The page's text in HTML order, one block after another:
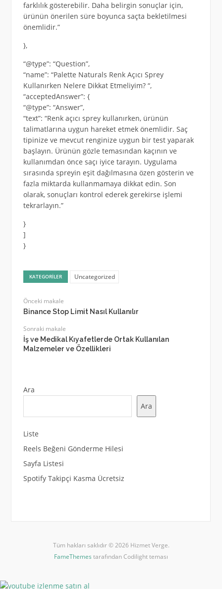
farklılık gösterebilir. Daha belirgin sonuçlar için,
ürünün önerilen süre boyunca saçta bekletilmesi
önemlidir.”
},
“@type”: “Question”,
“name”: “Palette Naturals Renk Açıcı Sprey
Kullanırken Nelere Dikkat Etmeliyim? “,
“acceptedAnswer”: {
“@type”: “Answer”,
“text”: “Renk açıcı sprey kullanırken, ürünün
talimatlarına uygun hareket etmek önemlidir. Saç
tipinize ve mevcut renginize uygun bir test yaparak
başlayın. Ürünün gözle temasından kaçının ve
kullanımdan önce saçı iyice tarayın. Uygulama
sırasında spreyin eşit dağılmasına özen gösterin ve
fazla miktarda kullanmamaya dikkat edin. Son
olarak, sonuçları kontrol ederek gerekirse işlemi
tekrarlayın.”
}
]
}
KATEGORILER Uncategorized
Önceki makale
Binance Stop Limit Nasıl Kullanılır
Sonraki makale
İş ve Medikal Kıyafetlerde Ortak Kullanılan
Malzemeler ve Özellikleri
Ara
Ara
Liste
Reels Beğeni Gönderme Hilesi
Sayfa Listesi
Spotify Takipçi Kasma Ücretsiz
Tüm hakları saklıdır © 2026 Hizmet Verge.
FameThemes tarafından Codilight teması